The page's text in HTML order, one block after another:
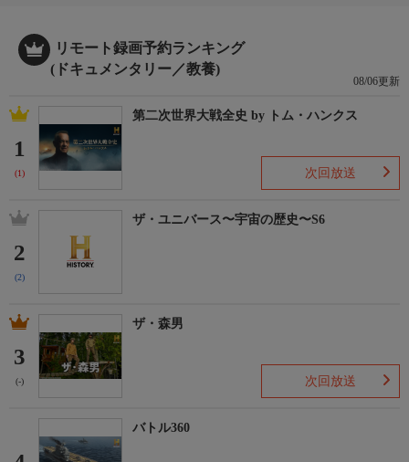
リモート録画予約ランキング
(ドキュメンタリー／教養)
08/06更新
1
(1)
第二次世界大戦全史 by トム・ハンクス
次回放送
2
(2)
ザ・ユニバース〜宇宙の歴史〜S6
3
(-)
ザ・森男
次回放送
バトル360